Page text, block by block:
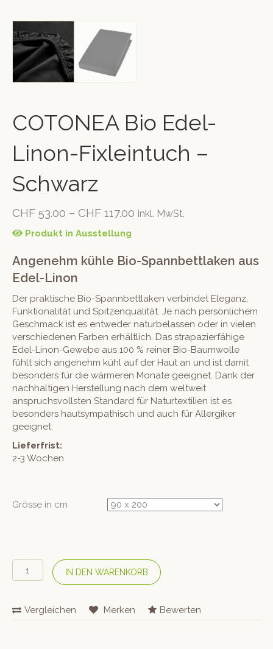
COTONEA Bio Edel-
Linon-Fixleintuch –
Schwarz
CHF 53.00 – CHF 117.00 inkl. MwSt.
Produkt in Ausstellung
Angenehm kühle Bio-Spannbettlaken aus
Edel-Linon
Der praktische Bio-Spannbettlaken verbindet Eleganz,
Funktionalität und Spitzenqualität. Je nach persönlichem
Geschmack ist es entweder naturbelassen oder in vielen
verschiedenen Farben erhältlich. Das strapazierfähige
Edel-Linon-Gewebe aus 100 % reiner Bio-Baumwolle
fühlt sich angenehm kühl auf der Haut an und ist damit
besonders für die wärmeren Monate geeignet. Dank der
nachhaltigen Herstellung nach dem weltweit
anspruchsvollsten Standard für Naturtextilien ist es
besonders hautsympathisch und auch für Allergiker
geeignet.
Lieferfrist:
2-3 Wochen
Grösse in cm
COTONEA
Bio
Linon-
Fixleintuch
IN DEN WARENKORB
Vergleichen Merken Bewerten